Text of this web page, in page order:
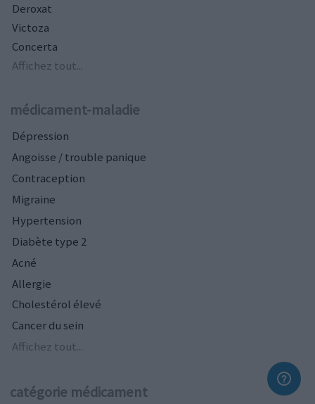
Deroxat
Victoza
Concerta
Affichez tout...
médicament-maladie
Dépression
Angoisse / trouble panique
Contraception
Migraine
Hypertension
Diabète type 2
Acné
Allergie
Cholestérol élevé
Cancer du sein
Affichez tout...
catégorie médicament